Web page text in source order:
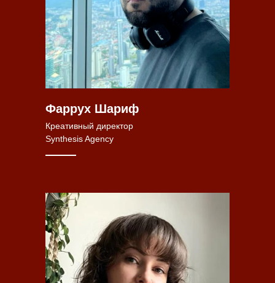
Фаррух Шариф
Креативный директор
Synthesis Agency